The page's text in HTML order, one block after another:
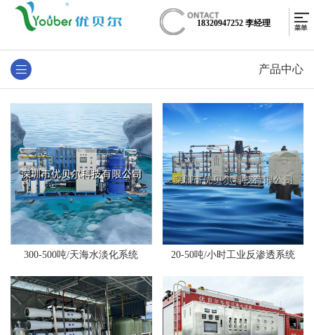
18320947252 李经理
产品中心
300-500吨/天海水淡化系统 20-50吨/小时工业反渗透系统